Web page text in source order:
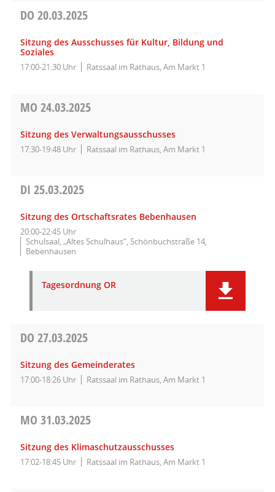
DO 20.03.2025
Sitzung des Ausschusses für Kultur, Bildung und
Soziales
17:00-21:30 Uhr Ratssaal im Rathaus, Am Markt 1
MO 24.03.2025
Sitzung des Verwaltungsausschusses
17:30-19:48 Uhr Ratssaal im Rathaus, Am Markt 1
DI 25.03.2025
Sitzung des Ortschaftsrates Bebenhausen
20:00-22:45 Uhr
Schulsaal, „Altes Schulhaus“, Schönbuchstraße 14,
Bebenhausen
Tagesordnung OR
DO 27.03.2025
Sitzung des Gemeinderates
17:00-18:26 Uhr Ratssaal im Rathaus, Am Markt 1
MO 31.03.2025
Sitzung des Klimaschutzausschusses
17:02-18:45 Uhr Ratssaal im Rathaus, Am Markt 1